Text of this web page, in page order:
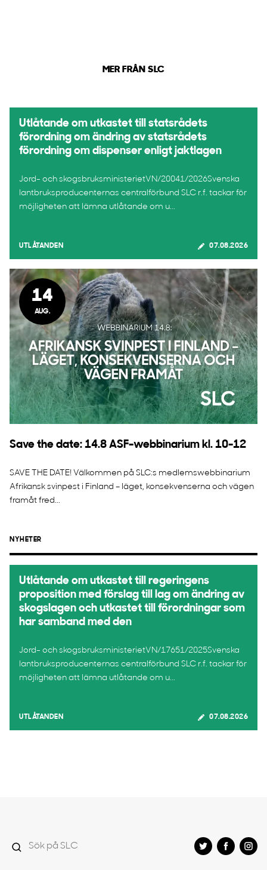
MER FRÅN SLC
Utlåtande om utkastet till statsrådets
förordning om ändring av statsrådets
förordning om dispenser enligt jaktlagen
Jord- och skogsbruksministerietVN/20041/2026Svenska
lantbruksproducenternas centralförbund SLC r.f. tackar för
möjligheten att lämna utlåtande om u...
UTLÅTANDEN 07.08.2026
14
AUG.
Save the date: 14.8 ASF-webbinarium kl. 10-12
SAVE THE DATE! Välkommen på SLC:s medlemswebbinarium
Afrikansk svinpest i Finland – läget, konsekvenserna och vägen
framåt fred...
NYHETER
Utlåtande om utkastet till regeringens
proposition med förslag till lag om ändring av
skogslagen och utkastet till förordningar som
har samband med den
Jord- och skogsbruksministerietVN/17651/2025Svenska
lantbruksproducenternas centralförbund SLC r.f. tackar för
möjligheten att lämna utlåtande om u...
UTLÅTANDEN 07.08.2026